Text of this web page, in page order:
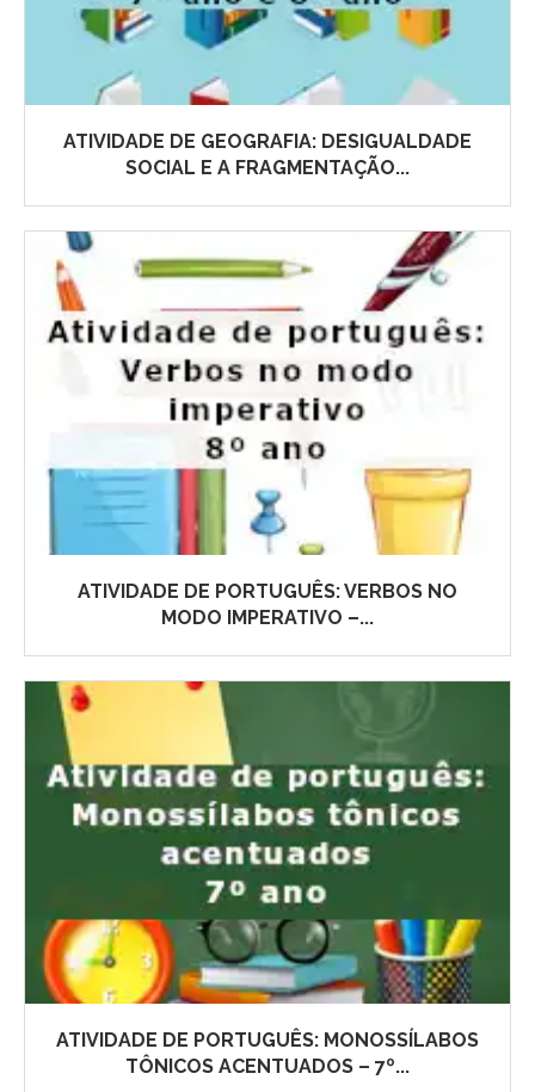
ATIVIDADE DE GEOGRAFIA: DESIGUALDADE
SOCIAL E A FRAGMENTAÇÃO...
ATIVIDADE DE PORTUGUÊS: VERBOS NO
MODO IMPERATIVO –...
ATIVIDADE DE PORTUGUÊS: MONOSSÍLABOS
TÔNICOS ACENTUADOS – 7º...